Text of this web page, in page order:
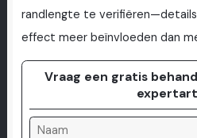
randlengte te verifiëren—details
effect meer beïnvloeden dan
Vraag een gratis